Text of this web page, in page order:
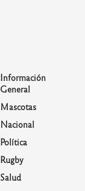
Información
General
Mascotas
Nacional
Política
Rugby
Salud